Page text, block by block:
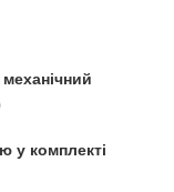
у комплекті